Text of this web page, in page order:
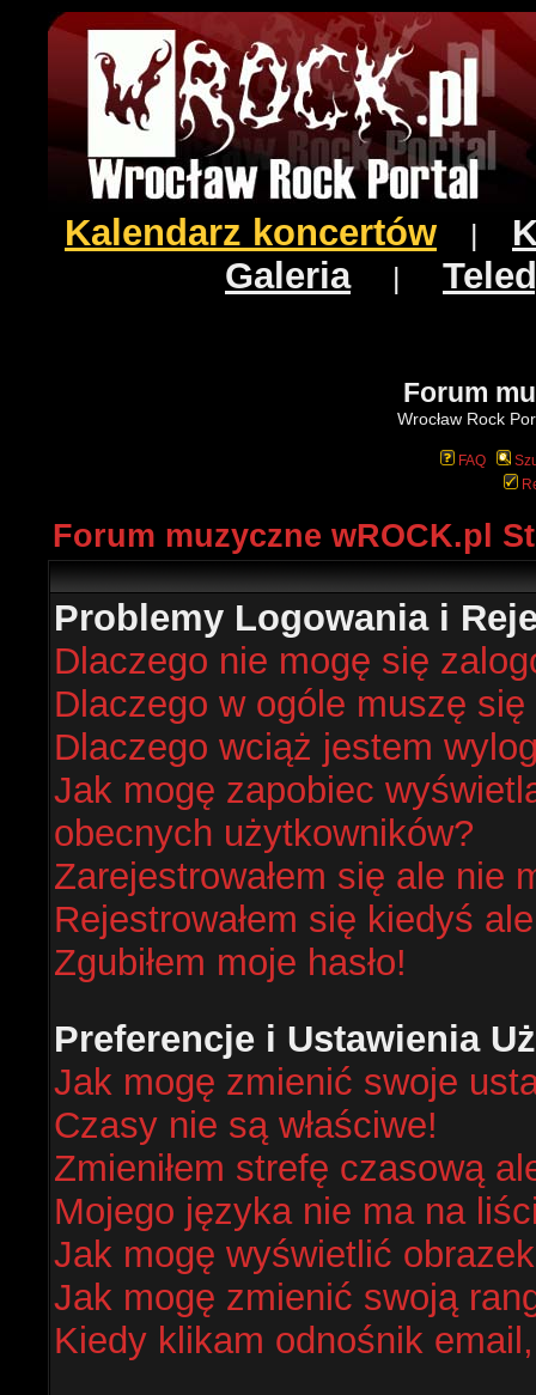
Kalendarz koncertów
Galeria|
Forum
Wrocław Rock
FAQ
Forum muzyczne wROCK.pl
Problemy Logowania i
Dlaczego nie mogę się
Dlaczego w ogóle muszę
Dlaczego wciąż jestem
Jak mogę zapobiec
obecnych użytkowników?
Zarejestrowałem się ale nie
Rejestrowałem się kiedyś
Zgubiłem moje hasło!
Preferencje i Ustawienia
Jak mogę zmienić swoje
Czasy nie są właściwe!
Zmieniłem strefę czasową
Mojego języka nie ma na
Jak mogę wyświetlić
Jak mogę zmienić swoją
Kiedy klikam odnośnik